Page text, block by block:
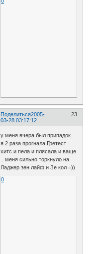
Поделиться 23
2005-
03-28 03:17:12
у меня вчера был припадок...
я 2 раза прогнала Гретест
хитс и пела и плясала и ваще
.. меня сильно торкнуло на
Ладжер зен лайф и Зе кол =))
0